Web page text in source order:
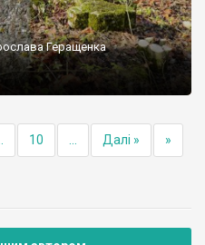
Геращенка
10 Далі » »